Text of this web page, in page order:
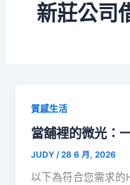
新莊公司
質感生活
當舖裡的微光：
JUDY /28 6 月, 2026
以下為符合您需求的